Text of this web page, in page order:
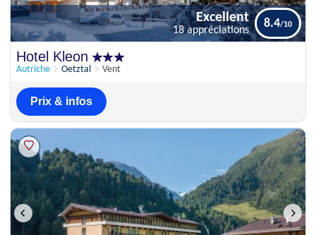
Hotel Kleon
Autriche Oetztal Vent
Excellent
18 appréciations
8.4
Prix & infos